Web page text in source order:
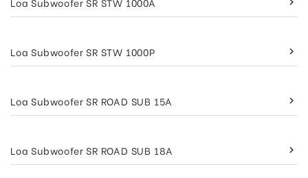
Loa Subwoofer SR STW 1000P keyboard_arrow_right
Loa Subwoofer SR ROAD SUB 15A keyboard_arrow_right
Loa Subwoofer SR ROAD SUB 18A keyboard_arrow_right